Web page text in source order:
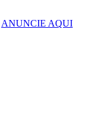
ANUNCIE AQUI